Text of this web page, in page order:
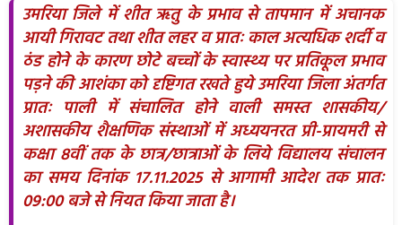
उमरिया जिले में शीत ऋतु के प्रभाव से तापमान में अचानक
आयी गिरावट तथा शीत लहर व प्रातः काल अत्यधिक शर्दी व
ठंड होने के कारण छोटे बच्चों के स्वास्थ्य पर प्रतिकूल प्रभाव
पड़ने की आशंका को दृष्टिगत रखते हुये उमरिया जिला अंतर्गत
प्रातः पाली में संचालित होने वाली समस्त शासकीय/
अशासकीय शैक्षणिक संस्थाओं में अध्ययनरत प्री-प्रायमरी से
कक्षा 8वीं तक के छात्र/छात्राओं के लिये विद्यालय संचालन
का समय दिनांक 17.11.2025 से आगामी आदेश तक प्रातः
09:00 बजे से नियत किया जाता है।